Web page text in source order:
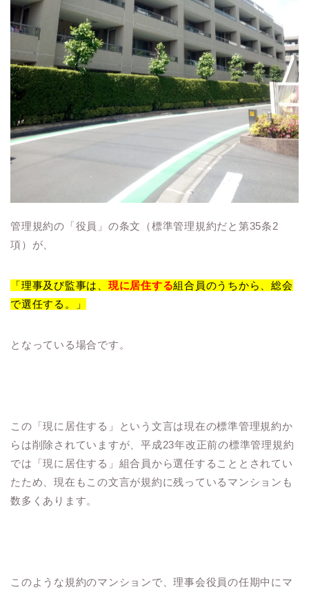
管理規約の「役員」の条文（標準管理規約だと第35条2
項）が、
「理事及び監事は、 現に居住する組合員のうちから、総会
で選任する。」
となっている場合です。
この「現に居住する」という文言は現在の標準管理規約か
らは削除されていますが、平成23年改正前の標準管理規約
では「現に居住する」組合員から選任することとされてい
たため、現在もこの文言が規約に残っているマンションも
数多くあります。
このような規約のマンションで、理事会役員の任期中にマ